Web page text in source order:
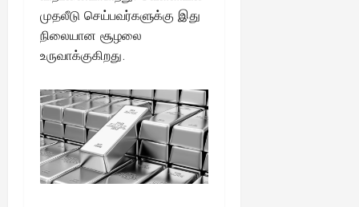
முதலீடு செய்பவர்களுக்கு இது
நிலையான சூழலை
உருவாக்குகிறது.